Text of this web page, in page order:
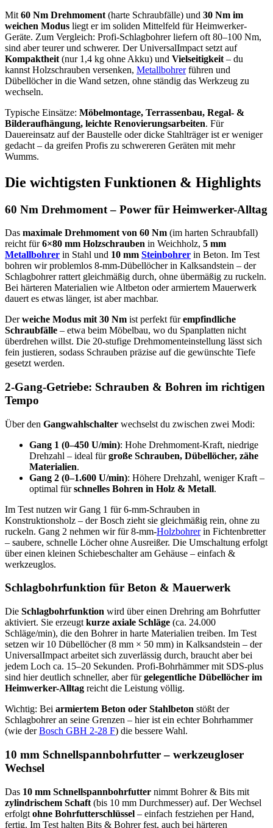
Mit 60 Nm Drehmoment (harte Schraubfälle) und 30 Nm im
weichen Modus liegt er im soliden Mittelfeld für Heimwerker-
Geräte. Zum Vergleich: Profi-Schlagbohrer liefern oft 80–100 Nm,
sind aber teurer und schwerer. Der UniversalImpact setzt auf
Kompaktheit (nur 1,4 kg ohne Akku) und Vielseitigkeit – du
kannst Holzschrauben versenken, Metallbohrerführen und
Dübellöcher in die Wand setzen, ohne ständig das Werkzeug zu
wechseln.
Typische Einsätze: Möbelmontage, Terrassenbau, Regal- &
Bilderaufhängung, leichte Renovierungsarbeiten. Für
Dauereinsatz auf der Baustelle oder dicke Stahlträger ist er weniger
gedacht – da greifen Profis zu schwereren Geräten mit mehr
Wumms.
Die wichtigsten Funktionen & Highlights
60 Nm Drehmoment – Power für Heimwerker-Alltag
Das maximale Drehmoment von 60 Nm (im harten Schraubfall)
reicht für6×80 mm Holzschrauben in Weichholz, 5 mm
Metallbohrer in Stahl und 10 mm Steinbohrer in Beton. Im Test
bohren wir problemlos 8-mm-Dübellöcher in Kalksandstein – der
Schlagbohrer rattert gleichmäßig durch, ohne übermäßig zu ruckeln.
Bei härteren Materialien wie Altbeton oder armiertem Mauerwerk
dauert es etwas länger, ist aber machbar.
Derweiche Modus mit 30 Nm ist perfekt fürempfindliche
Schraubfälle – etwa beim Möbelbau, wo du Spanplatten nicht
überdrehen willst. Die 20-stufige Drehmomenteinstellung lässt sich
fein justieren, sodass Schrauben präzise auf die gewünschte Tiefe
gesetzt werden.
2-Gang-Getriebe: Schrauben & Bohren im richtigen
Tempo
Über den Gangwahlschalter wechselst du zwischen zwei Modi:
Gang 1 (0–450 U/min): Hohe Drehmoment-Kraft, niedrige
Drehzahl – ideal fürgroße Schrauben, Dübellöcher, zähe
Materialien.
Gang 2 (0–1.600 U/min): Höhere Drehzahl, weniger Kraft –
optimal fürschnelles Bohren in Holz & Metall.
Im Test nutzen wir Gang 1 für 6-mm-Schrauben in
Konstruktionsholz – der Bosch zieht sie gleichmäßig rein, ohne zu
ruckeln. Gang 2 nehmen wir für 8-mm-Holzbohrerin Fichtenbretter
– saubere, schnelle Löcher ohne Ausreißer. Die Umschaltung erfolgt
über einen kleinen Schiebeschalter am Gehäuse – einfach &
werkzeuglos.
Schlagbohrfunktion für Beton & Mauerwerk
Die Schlagbohrfunktion wird über einen Drehring am Bohrfutter
aktiviert. Sie erzeugt kurze axiale Schläge (ca. 24.000
Schläge/min), die den Bohrer in harte Materialien treiben. Im Test
setzen wir 10 Dübellöcher (8 mm × 50 mm) in Kalksandstein – der
UniversalImpact arbeitet sich zuverlässig durch, braucht aber bei
jedem Loch ca. 15–20 Sekunden. Profi-Bohrhämmer mit SDS-plus
sind hier deutlich schneller, aber fürgelegentliche Dübellöcher im
Heimwerker-Alltag reicht die Leistung völlig.
Wichtig: Bei armiertem Beton oder Stahlbeton stößt der
Schlagbohrer an seine Grenzen – hier ist ein echter Bohrhammer
(wie derBosch GBH 2-28 F) die bessere Wahl.
10 mm Schnellspannbohrfutter – werkzeugloser
Wechsel
Das 10 mm Schnellspannbohrfutter nimmt Bohrer & Bits mit
zylindrischem Schaft (bis 10 mm Durchmesser) auf. Der Wechsel
erfolgt ohne Bohrfutterschlüssel – einfach festziehen per Hand,
fertig. Im Test halten Bits & Bohrer fest, auch bei härteren